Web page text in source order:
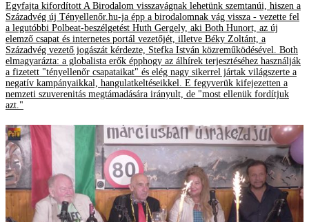
Egyfajta kifordított A Birodalom visszavágnak lehetünk szemtanúi, hiszen a
Századvég új Tényellenőr.hu-ja épp a birodalomnak vág vissza - vezette fel
a legutóbbi Polbeat-beszélgetést Huth Gergely, aki Both Hunort, az új
elemző csapat és internetes portál vezetőjét, illetve Béky Zoltánt, a
Századvég vezető jogászát kérdezte, Stefka István közreműködésével. Both
elmagyarázta: a globalista erők épphogy az álhírek terjesztéséhez használják
a fizetett "tényellenőr csapataikat" és elég nagy sikerrel jártak világszerte a
negatív kampányaikkal, hangulatkeltéseikkel. E fegyverük kifejezetten a
nemzeti szuverenitás megtámadására irányult, de "most ellenük fordítjuk
azt."